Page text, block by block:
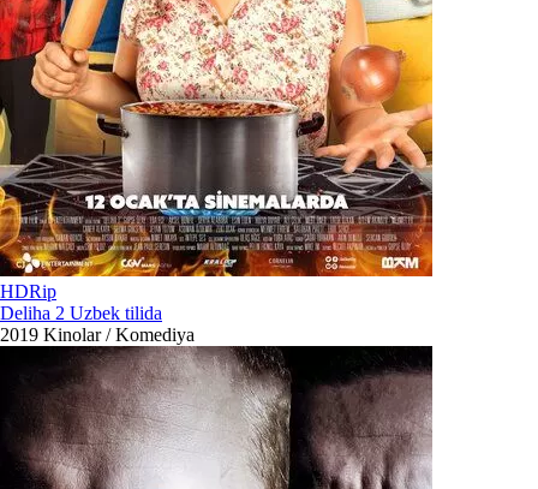
HDRip
Deliha 2 Uzbek tilida
2019 Kinolar / Komediya